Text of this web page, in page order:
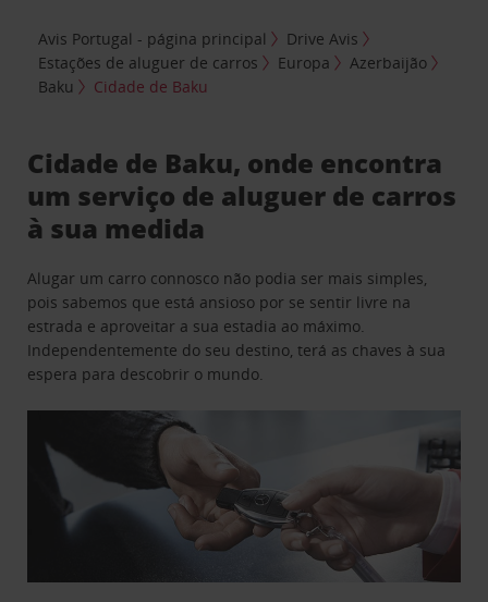
Avis Portugal - página principal
Drive Avis
Estações de aluguer de carros
Europa
Azerbaijão
Baku
Cidade de Baku
Cidade de Baku, onde encontra
um serviço de aluguer de carros
à sua medida
Alugar um carro connosco não podia ser mais simples,
pois sabemos que está ansioso por se sentir livre na
estrada e aproveitar a sua estadia ao máximo.
Independentemente do seu destino, terá as chaves à sua
espera para descobrir o mundo.